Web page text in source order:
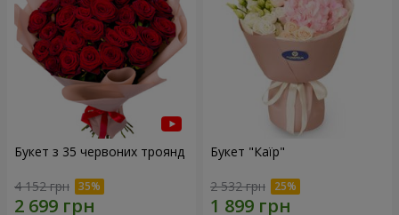
Букет з 35 червоних троянд
4 152 грн
Букет "Каїр"
2 532 грн